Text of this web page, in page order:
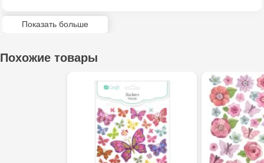
Показать больше
Похожие товары